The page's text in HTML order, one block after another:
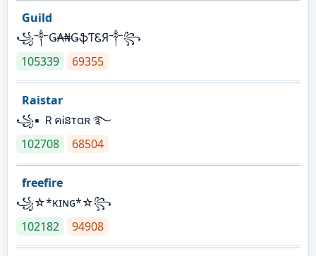
Guild
꧁༒Ǥ₳₦ǤֆƬᏋЯ༒꧂
105339
69355
Raistar
꧁▪ ＲคᎥនтαʀ ࿐
102708
68504
freefire
꧁☆*κɪɴɢ*☆꧂
102182
94908